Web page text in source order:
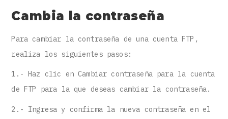
Cambia la contraseña
Para cambiar la contraseña de una cuenta FTP,
realiza los siguientes pasos:
1.- Haz clic en Cambiar contraseña para la cuenta
de FTP para la que deseas cambiar la contraseña.
2.- Ingresa y confirma la nueva contraseña en el